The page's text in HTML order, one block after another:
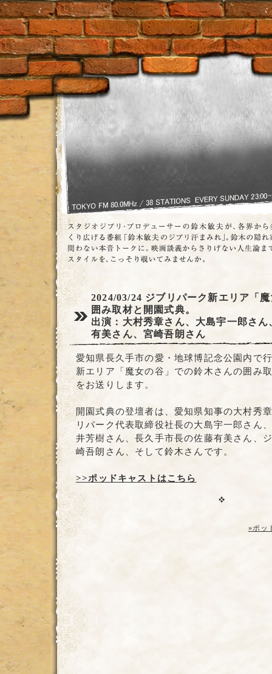
2024/03/24 ジブリパーク新エリア「
囲み取材と開園式典。
出演：大村秀章さん、大島宇一郎さ
有美さん、宮崎吾朗さん
愛知県長久手市の愛・地球博記念公園内で
新エリア「魔女の谷」での鈴木さんの囲み
をお送りします。
開園式典の登壇者は、愛知県知事の大村秀
リパーク代表取締役社長の大島宇一郎さん
井芳樹さん、長久手市長の佐藤有美さん、
崎吾朗さん、そして鈴木さんです。
>>ポッドキャストはこちら
»ポッ